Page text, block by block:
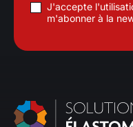
J'accepte
m'abonner à la